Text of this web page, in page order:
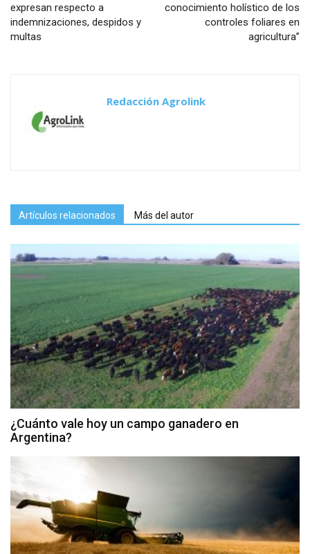
expresan respecto a
indemnizaciones, despidos y
multas
conocimiento holístico de los
controles foliares en
agricultura”
Redacción Agrolink
Artículos relacionados Más del autor
¿Cuánto vale hoy un campo ganadero en
Argentina?